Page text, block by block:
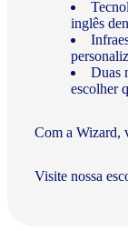
inglês
Duas
escolher
Com a Wizard,
Visite nossa